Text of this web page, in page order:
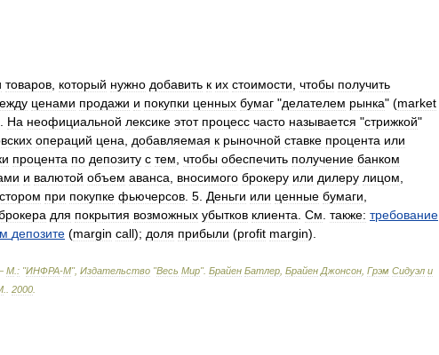
товаров который нужно добавить к их стоимости чтобы получить
ценами продажи и покупки ценных бумаг "делателем рынка" (market
На неофициальной лексике этот процесс часто называется "стрижкой"
операций цена добавляемая к рыночной ставке процента или
процента по депозиту с тем чтобы обеспечить получение банком
и валютой объем аванса вносимого брокеру или дилеру лицом
при покупке фьючерсов 5 Деньги или ценные бумаги
для покрытия возможных убытков клиента См также: требование
депозите (margin call); доля прибыли (profit margin).
М : "ИНФРА-М", Издательство "Весь Мир". Брайен Батлер Брайен Джонсон Грэм Сидуэл и
2000